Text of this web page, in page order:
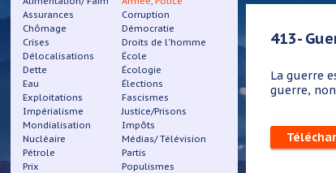
Assurances
Chômage
Crises
Délocalisations
Dette
Eau
Exploitations
Impérialisme
Mondialisation
Nucléaire
Pétrole
Prix
Corruption
Démocratie
Droits de l'homme
École
Écologie
Élections
Fascismes
Justice/Prisons
Impôts
Médias/ Télévision
Partis
Populismes
413-
La guerre
guerre,